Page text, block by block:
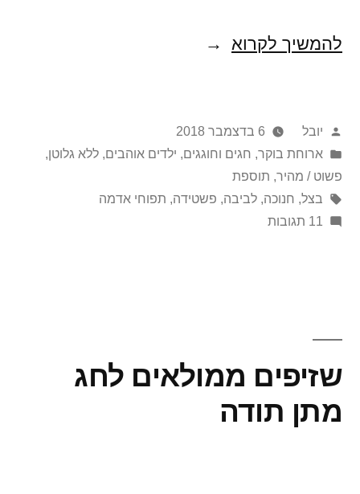
להמשיך לקרוא שאני
אנטי-חנוכתי
פורסם
על
ידי
יובל
6 בדצמבר 2018
Posted
in
ארוחת בוקר, חגים וחוגגים, ילדים אוהבים, ללא גלוטן,
פשוט / מהיר, תוספת
תגיות:
בצל, חנוכה, לביבה, פשטידה, תפוחי אדמה
11 תגובות
על
שזיפים ממולאים לחג
מתן תודה